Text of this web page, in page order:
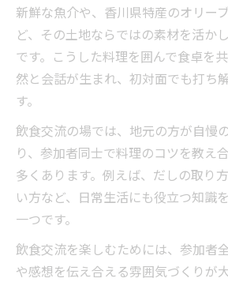
新鮮な魚介や、香川県特産のオリー
ど、その土地ならではの素材を活か
です。こうした料理を囲んで食卓を
然と会話が生まれ、初対面でも打ち
す。
飲食交流の場では、地元の方が自慢
り、参加者同士で料理のコツを教え
多くあります。例えば、だしの取り
い方など、日常生活にも役立つ知識
一つです。
飲食交流を楽しむためには、参加者
や感想を伝え合える雰囲気づくりが